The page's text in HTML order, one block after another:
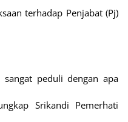
terhadap Penjabat (Pj)
peduli dengan apa
Srikandi Pemerhati